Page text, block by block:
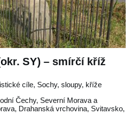
SY) – smírčí kříž
cíle, Sochy, sloupy, kříže
Čechy, Severní Morava a
, Drahanská vrchovina, Svitavsko,